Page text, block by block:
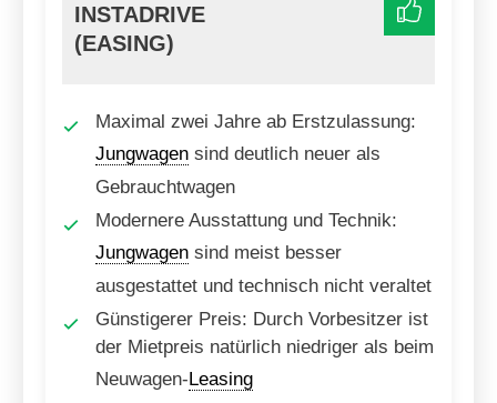
INSTADRIVE
(EASING)
Maximal zwei Jahre ab Erstzulassung:
Jungwagen sind deutlich neuer als
Gebrauchtwagen
Modernere Ausstattung und Technik:
Jungwagen sind meist besser
ausgestattet und technisch nicht veraltet
Günstigerer Preis: Durch Vorbesitzer ist
der Mietpreis natürlich niedriger als beim
Neuwagen- Leasing